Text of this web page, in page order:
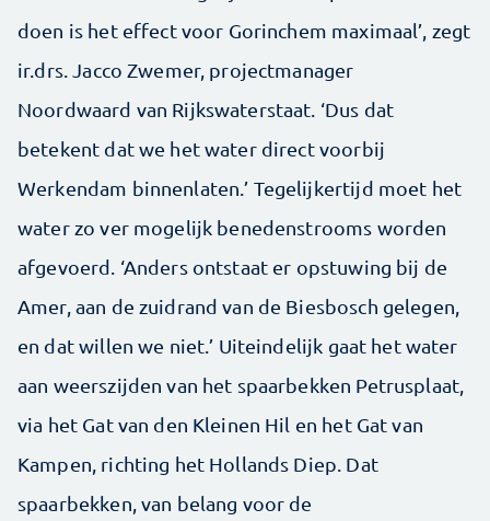
doen is het effect voor Gorinchem maximaal’, zegt
ir.drs. Jacco Zwemer, projectmanager
Noordwaard van Rijkswaterstaat. ‘Dus dat
betekent dat we het water direct voorbij
Werkendam binnenlaten.’ Tegelijkertijd moet het
water zo ver mogelijk benedenstrooms worden
afgevoerd. ‘Anders ontstaat er opstuwing bij de
Amer, aan de zuidrand van de Biesbosch gelegen,
en dat willen we niet.’ Uiteindelijk gaat het water
aan weerszijden van het spaarbekken Petrusplaat,
via het Gat van den Kleinen Hil en het Gat van
Kampen, richting het Hollands Diep. Dat
spaarbekken, van belang voor de